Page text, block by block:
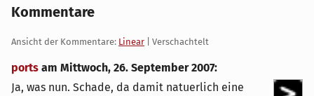
Kommentare
Ansicht der Kommentare: Linear | Verschachtelt
ports am Mittwoch, 26. September 2007:
Ja, was nun. Schade, da damit natuerlich eine